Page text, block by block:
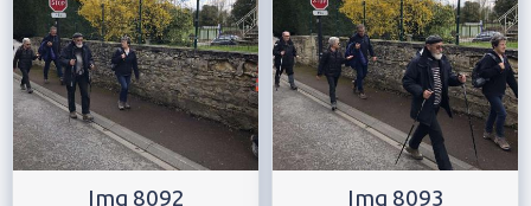
Img 8092 Img 8093